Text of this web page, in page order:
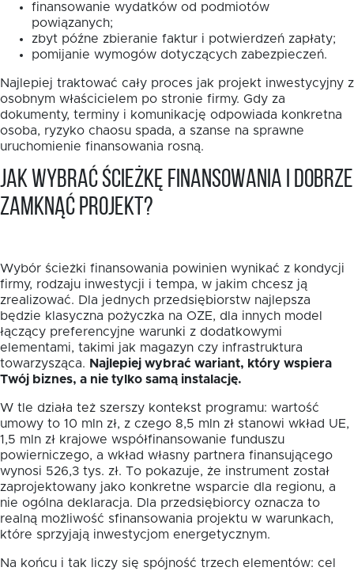
finansowanie wydatków od podmiotów
powiązanych;
zbyt późne zbieranie faktur i potwierdzeń zapłaty;
pomijanie wymogów dotyczących zabezpieczeń.
Najlepiej traktować cały proces jak projekt inwestycyjny z
osobnym właścicielem po stronie firmy. Gdy za
dokumenty, terminy i komunikację odpowiada konkretna
osoba, ryzyko chaosu spada, a szanse na sprawne
uruchomienie finansowania rosną.
Jak wybrać ścieżkę finansowania i dobrze
zamknąć projekt?
Wybór ścieżki finansowania powinien wynikać z kondycji
firmy, rodzaju inwestycji i tempa, w jakim chcesz ją
zrealizować. Dla jednych przedsiębiorstw najlepsza
będzie klasyczna pożyczka na OZE, dla innych model
łączący preferencyjne warunki z dodatkowymi
elementami, takimi jak magazyn czy infrastruktura
towarzysząca. Najlepiej wybrać wariant, który wspiera
Twój biznes, a nie tylko samą instalację.
W tle działa też szerszy kontekst programu: wartość
umowy to 10 mln zł, z czego 8,5 mln zł stanowi wkład UE,
1,5 mln zł krajowe współfinansowanie funduszu
powierniczego, a wkład własny partnera finansującego
wynosi 526,3 tys. zł. To pokazuje, że instrument został
zaprojektowany jako konkretne wsparcie dla regionu, a
nie ogólna deklaracja. Dla przedsiębiorcy oznacza to
realną możliwość sfinansowania projektu w warunkach,
które sprzyjają inwestycjom energetycznym.
Na końcu i tak liczy się spójność trzech elementów: cel